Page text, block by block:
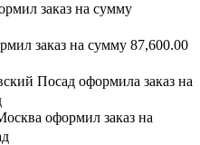
заказ на сумму
заказ на сумму 87,600.00
Посад оформила заказ на
оформил заказ на